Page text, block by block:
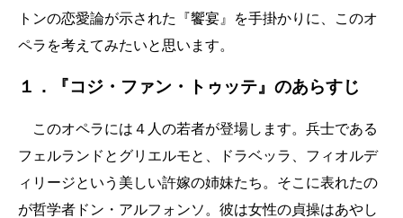
トンの恋愛論が示された『饗宴』を手掛かりに、このオ
ペラを考えてみたいと思います。
１．『コジ・ファン・トゥッテ』のあらすじ
このオペラには４人の若者が登場します。兵士である
フェルランドとグリエルモと、ドラベッラ、フィオルデ
ィリージという美しい許嫁の姉妹たち。そこに表れたの
が哲学者ドン・アルフォンソ。彼は女性の貞操はあやし